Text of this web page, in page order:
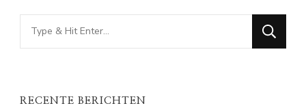
Looking
for
RECENTE BERICHTEN